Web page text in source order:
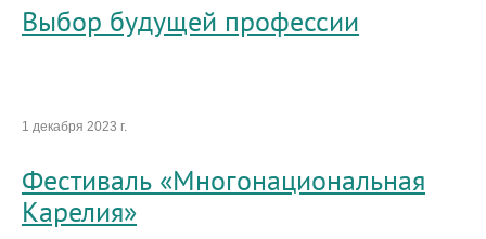
Выбор будущей профессии
1 декабря 2023 г.
Фестиваль «Многонациональная
Карелия»